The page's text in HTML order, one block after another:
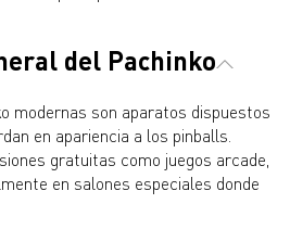
del Pachinko
modernas son aparatos dispuestos
en apariencia a los pinballs.
gratuitas como juegos arcade,
en salones especiales donde